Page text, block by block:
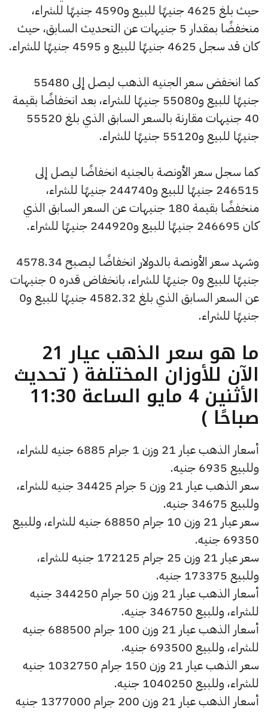
حيث بلغ 4625 جنيهًا للبيع و4590 جنيهًا للشراء،
منخفضًا بمقدار 5 جنيهات عن التحديث السابق، حيث
كان قد سجل 4625 جنيهًا للبيع و 4595 جنيهًا للشراء.
كما انخفض سعر الجنيه الذهب ليصل إلى 55480
جنيهًا للبيع و55080 جنيهًا للشراء، بعد انخفاضًا بقيمة
40 جنيهات مقارنة بالسعر السابق الذي بلغ 55520
جنيهًا للبيع و55120 جنيهًا للشراء.
كما سجل سعر الأونصة بالجنيه انخفاضًا ليصل إلى
246515 جنيهًا للبيع و244740 جنيهًا للشراء،
منخفضًا بقيمة 180 جنيهات عن السعر السابق الذي
كان 246695 جنيهًا للبيع و244920 جنيهًا للشراء.
وشهد سعر الأونصة بالدولار انخفاضًا ليصبح 4578.34
جنيهًا للبيع و0 جنيهًا للشراء، بانخفاض قدره 0 جنيهات
عن السعر السابق الذي بلغ 4582.32 جنيهًا للبيع و0
جنيهًا للشراء.
ما هو سعر الذهب عيار 21
الآن للأوزان المختلفة ( تحديث
الأثنين 4 مايو الساعة 11:30
صباحًا )
أسعار الذهب عيار 21 وزن 1 جرام 6885 جنيه للشراء،
وللبيع 6935 جنيه.
سعر الذهب عيار 21 وزن 5 جرام 34425 جنيه للشراء،
وللبيع 34675 جنيه.
سعر عيار 21 وزن 10 جرام 68850 جنيه للشراء، وللبيع
69350 جنيه.
سعر عيار 21 وزن 25 جرام 172125 جنيه للشراء،
وللبيع 173375 جنيه.
أسعار الذهب عيار 21 وزن 50 جرام 344250 جنيه
للشراء، وللبيع 346750 جنيه.
أسعار الذهب عيار 21 وزن 100 جرام 688500 جنيه
للشراء، وللبيع 693500 جنيه.
سعر الذهب عيار 21 وزن 150 جرام 1032750 جنيه
للشراء، وللبيع 1040250 جنيه.
أسعار الذهب عيار 21 وزن 200 جرام 1377000 جنيه